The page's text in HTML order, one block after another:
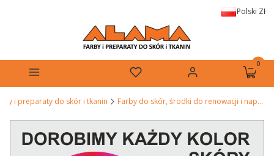
Polski Zł
Menu Ulubione Zaloguj się Koszyk
i preparaty do skór i tkanin Farby do skór, środki do renowacji i napraw